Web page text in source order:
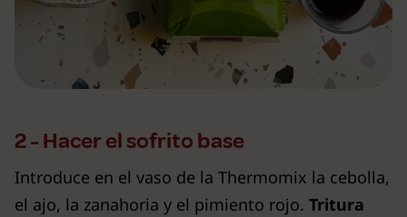
2 - Hacer el sofrito base
Introduce en el vaso de la Thermomix la cebolla,
el ajo, la zanahoria y el pimiento rojo. Tritura